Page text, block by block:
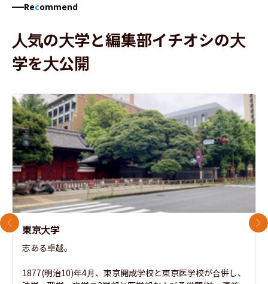
Recommend
人気の大学と編集部イチオシの大
学を大公開
東京大学
志ある卓越。
1877(明治10)年4月、東京開成学校と東京医学校が合併し、
前のスライド 次